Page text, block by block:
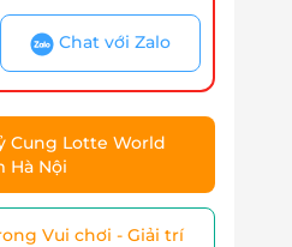
Chat với Zalo
Cung Lotte World
Hà Nội
Vui chơi - Giải trí